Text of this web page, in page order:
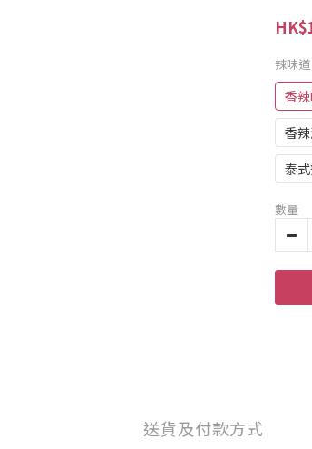
辣味道
香
香
泰
數量
送貨及付款方式